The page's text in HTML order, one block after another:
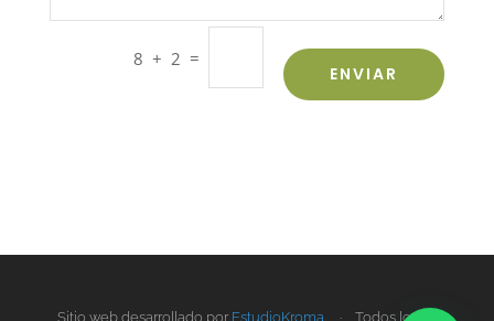
8 + 2 =
ENVIAR
Sitio web desarrollado por EstudioKroma . · Todos los